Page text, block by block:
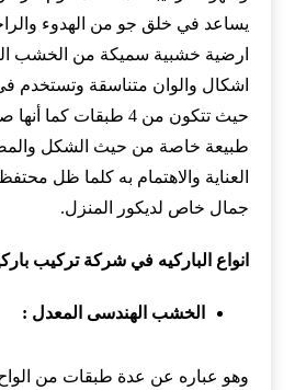
يساعد في خلق جو من الهدوء
ارضية خشبية سميكة من الخشب
اشكال والوان متناسقة وتستخدم
حيث تتكون من 4 طبقات
طبيعة خاصة من حيث الشكل
العناية والاهتمام به كلما ظل
جمال خاص لديكور المنزل.
انواع الباركيه في شركة تركيب
الخشب الهندسى المعدل :
وهو عباره عن عدة طبقات من